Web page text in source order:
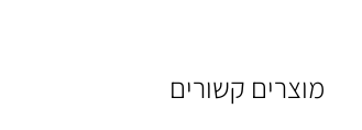
מוצרים קשורים